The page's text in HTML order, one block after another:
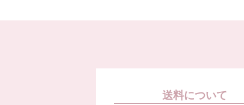
送料について